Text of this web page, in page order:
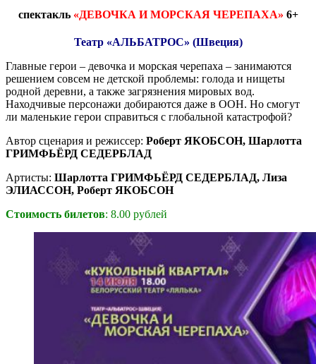
спектакль «ДЕВОЧКА И МОРСКАЯ ЧЕРЕПАХА» 6+
Театр «АЛЬБАТРОС» (Швеция)
Главные герои – девочка и морская черепаха – занимаются
решением совсем не детской проблемы: голода и нищеты
родной деревни, а также загрязнения мировых вод.
Находчивые персонажи добираются даже в ООН. Но смогут
ли маленькие герои справиться с глобальной катастрофой?
Автор сценария и режиссер: Роберт ЯКОБСОН, Шарлотта
ГРИМФЬЁРД СЕДЕРБЛАД
Артисты: Шарлотта ГРИМФЬЁРД СЕДЕРБЛАД, Лиза
ЭЛИАССОН, Роберт ЯКОБСОН
Стоимость билетов: 8.00 рублей